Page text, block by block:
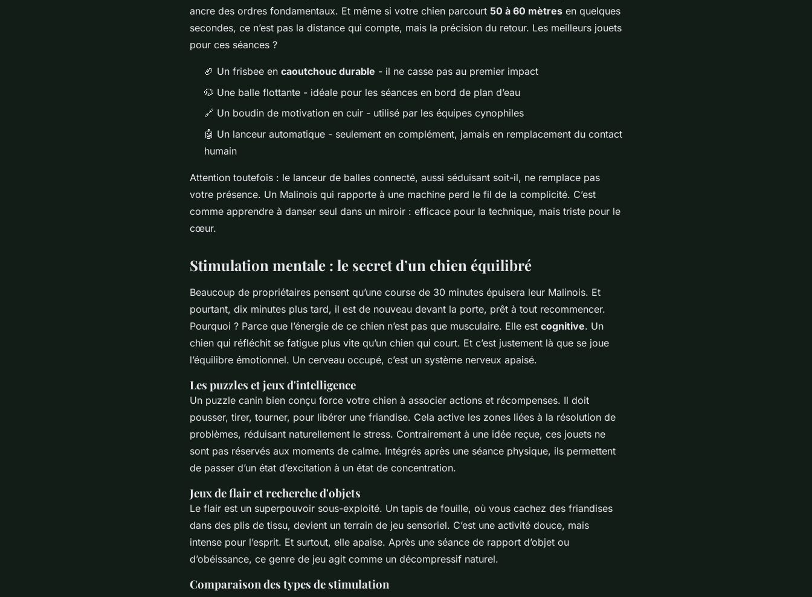
ancre des ordres fondamentaux. Et même si votre chien parcourt 50 à 60 mètres en quelques
secondes, ce n’est pas la distance qui compte, mais la précision du retour. Les meilleurs jouets
pour ces séances ?
🏈 Un frisbee en caoutchouc durable - il ne casse pas au premier impact
🐶 Une balle flottante - idéale pour les séances en bord de plan d’eau
🔗 Un boudin de motivation en cuir - utilisé par les équipes cynophiles
🤖 Un lanceur automatique - seulement en complément, jamais en remplacement du contact
humain
Attention toutefois : le lanceur de balles connecté, aussi séduisant soit-il, ne remplace pas
votre présence. Un Malinois qui rapporte à une machine perd le fil de la complicité. C’est
comme apprendre à danser seul dans un miroir : efficace pour la technique, mais triste pour le
cœur.
Stimulation mentale : le secret d’un chien équilibré
Beaucoup de propriétaires pensent qu’une course de 30 minutes épuisera leur Malinois. Et
pourtant, dix minutes plus tard, il est de nouveau devant la porte, prêt à tout recommencer.
Pourquoi ? Parce que l’énergie de ce chien n’est pas que musculaire. Elle est cognitive. Un
chien qui réfléchit se fatigue plus vite qu’un chien qui court. Et c’est justement là que se joue
l’équilibre émotionnel. Un cerveau occupé, c’est un système nerveux apaisé.
Les puzzles et jeux d'intelligence
Un puzzle canin bien conçu force votre chien à associer actions et récompenses. Il doit
pousser, tirer, tourner, pour libérer une friandise. Cela active les zones liées à la résolution de
problèmes, réduisant naturellement le stress. Contrairement à une idée reçue, ces jouets ne
sont pas réservés aux moments de calme. Intégrés après une séance physique, ils permettent
de passer d’un état d’excitation à un état de concentration.
Jeux de flair et recherche d'objets
Le flair est un superpouvoir sous-exploité. Un tapis de fouille, où vous cachez des friandises
dans des plis de tissu, devient un terrain de jeu sensoriel. C’est une activité douce, mais
intense pour l’esprit. Et surtout, elle apaise. Après une séance de rapport d’objet ou
d’obéissance, ce genre de jeu agit comme un décompressif naturel.
Comparaison des types de stimulation